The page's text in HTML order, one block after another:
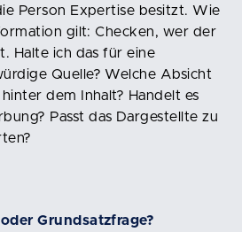
Person Expertise besitzt. Wie
gilt: Checken, wer der
Halte ich das für eine
Quelle? Welche Absicht
dem Inhalt? Handelt es
Passt das Dargestellte zu
Grundsatzfrage?